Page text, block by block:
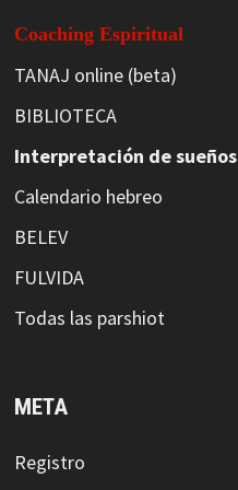
Coaching Espiritual
TANAJ online (beta)
BIBLIOTECA
Interpretación de sueños
Calendario hebreo
BELEV
FULVIDA
Todas las parshiot
META
Registro